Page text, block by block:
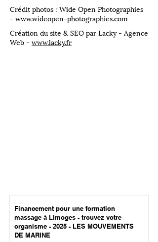
Crédit photos : Wide Open Photographies
- www.wideopen-photographies.com
Création du site & SEO par Lacky - Agence
Web - www.lacky.fr
Financement pour une formation
massage à Limoges - trouvez votre
organisme - 2025 - LES MOUVEMENTS
DE MARINE